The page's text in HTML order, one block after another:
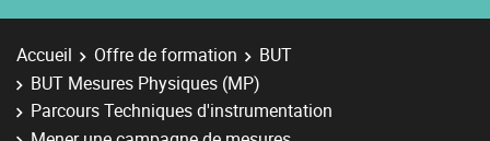
Accueil Offre de formation
BUT
BUT Mesures Physiques (MP)
Parcours Techniques d'instrumentation